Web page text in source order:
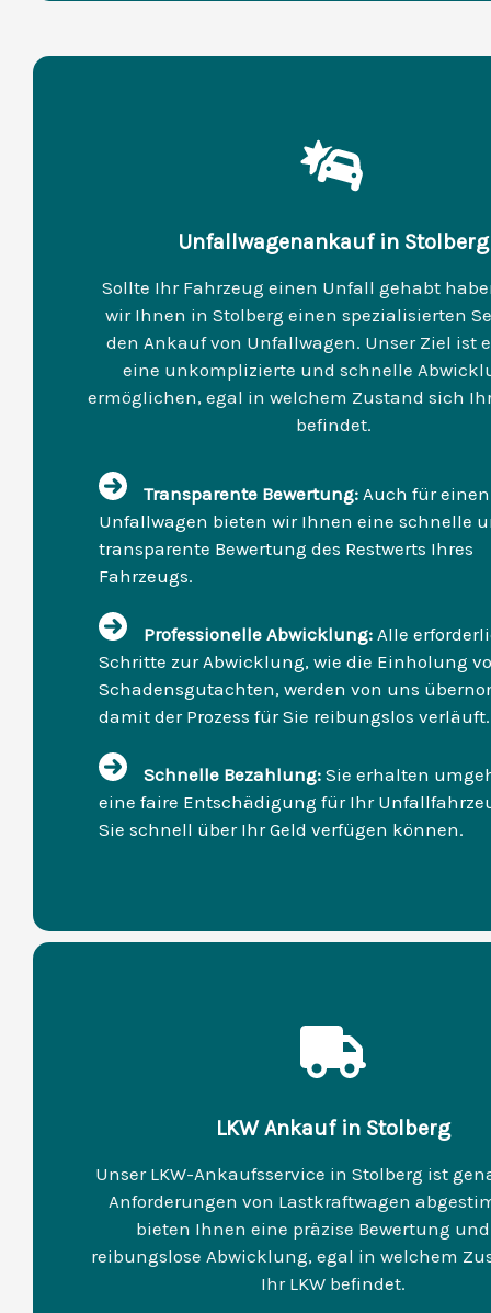
Unfallwagenankauf in Stolberg
Sollte Ihr Fahrzeug einen Unfall gehabt
wir Ihnen in Stolberg einen spezialisierten
den Ankauf von Unfallwagen. Unser Ziel ist
eine unkomplizierte und schnelle
ermöglichen, egal in welchem Zustand sich
befindet.
Transparente Bewertung: Auch für einen
Unfallwagen bieten wir Ihnen eine schnelle
transparente Bewertung des Restwerts Ihres
Fahrzeugs.
Professionelle Abwicklung: Alle
Schritte zur Abwicklung, wie die Einholung
Schadensgutachten, werden von uns
damit der Prozess für Sie reibungslos verläuft.
Schnelle Bezahlung: Sie erhalten
eine faire Entschädigung für Ihr
Sie schnell über Ihr Geld verfügen können.
LKW Ankauf in Stolberg
Unser LKW-Ankaufsservice in Stolberg ist
Anforderungen von Lastkraftwagen
bieten Ihnen eine präzise Bewertung
reibungslose Abwicklung, egal in welchem
Ihr LKW befindet.